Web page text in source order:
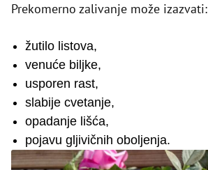
Prekomerno zalivanje može izazvati:
žutilo listova,
venuće biljke,
usporen rast,
slabije cvetanje,
opadanje lišća,
pojavu gljivičnih oboljenja.